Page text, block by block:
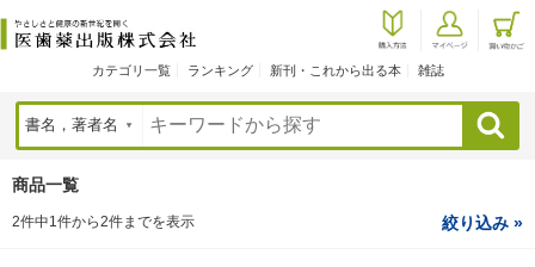
カテゴリ一覧 ランキング 新刊・これから出る本 雑誌
検索
商品一覧
2件中1件から2件までを表示 絞り込み »